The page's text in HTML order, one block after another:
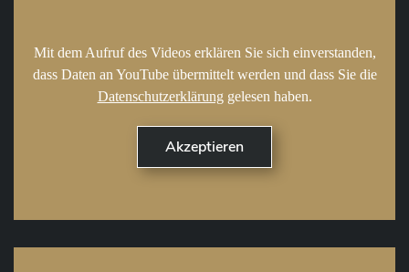
Mit dem Aufruf des Videos erklären Sie sich einverstanden,
dass Daten an YouTube übermittelt werden und dass Sie die
Datenschutzerklärung gelesen haben.